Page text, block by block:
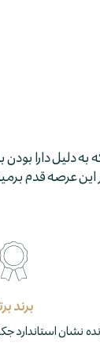
دليل دارا
عرصه قدم
برند
نشان استاندارد